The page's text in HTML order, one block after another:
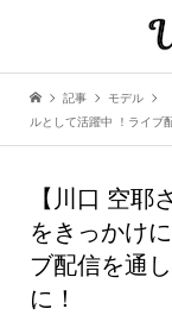
記事 モデル
ルとして活躍中 ！ライブ
【川口 空耶
をきっかけ
ブ配信を通
に！